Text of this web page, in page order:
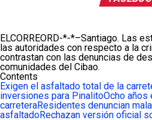
ELCORREORD-*-*–Santiago. Las
las autoridades con respecto a la
contrastan con las denuncias de
comunidades del Cibao.
Contents
Exigen el asfaltado total de la
inversiones para PinalitoOcho años
carreteraResidentes denuncian
asfaltadoRechazan versión oficial